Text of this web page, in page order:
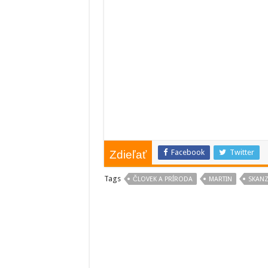
Zdieľať Facebook Twitter
Tags ČLOVEK A PRÍRODA MARTIN